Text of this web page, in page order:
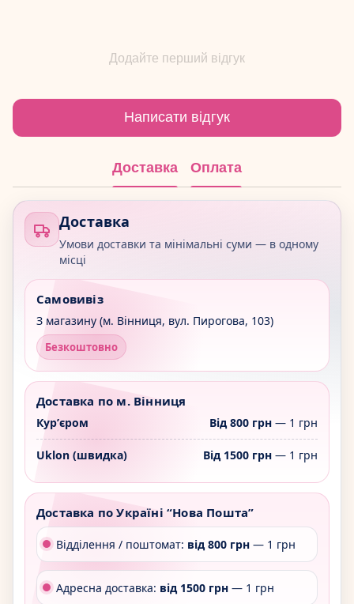
Додайте перший відгук
Написати відгук
Доставка Оплата
Доставка
Умови доставки та мінімальні суми — в одному
місці
Самовивіз
З магазину (м. Вінниця, вул. Пирогова, 103)
Безкоштовно
Доставка по м. Вінниця
Курʼєром Від 800 грн— 1 грн
Uklon (швидка) Від 1500 грн— 1 грн
Доставка по Україні “Нова Пошта”
Відділення / поштомат: від 800 грн — 1 грн
Адресна доставка: від 1500 грн — 1 грн